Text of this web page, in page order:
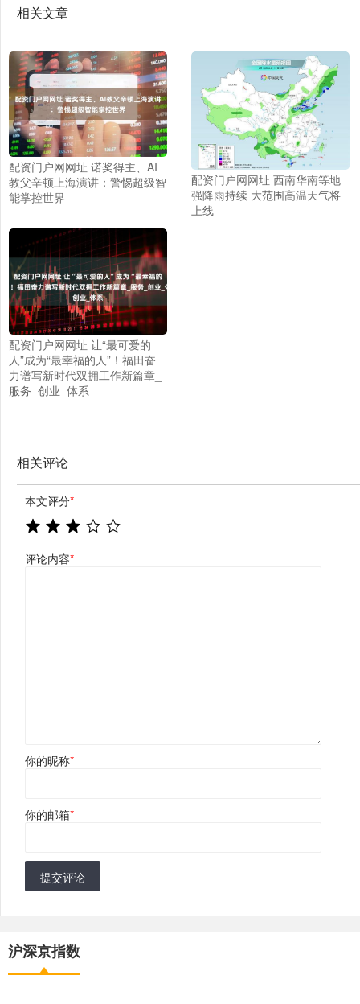
相关文章
配资门户网网址 诺奖得主、AI
教父辛顿上海演讲：警惕超级智
能掌控世界
配资门户网网址 西南华南等地
强降雨持续 大范围高温天气将
上线
配资门户网网址 让“最可爱的
人”成为“最幸福的人”！福田奋
力谱写新时代双拥工作新篇章_
服务_创业_体系
相关评论
本文评分*
评论内容*
你的昵称*
你的邮箱*
提交评论
沪深京指数